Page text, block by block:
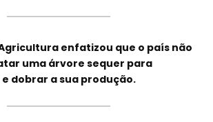
enfatizou que o país não
uma árvore sequer para
dobrar a sua produção.